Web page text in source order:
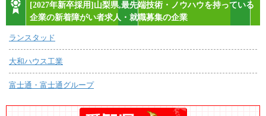
[2027年新卒採用]山梨県,最先端技術・ノウハウを持っている
企業の新着障がい者求人・就職募集の企業
ランスタッド
大和ハウス工業
富士通・富士通グループ